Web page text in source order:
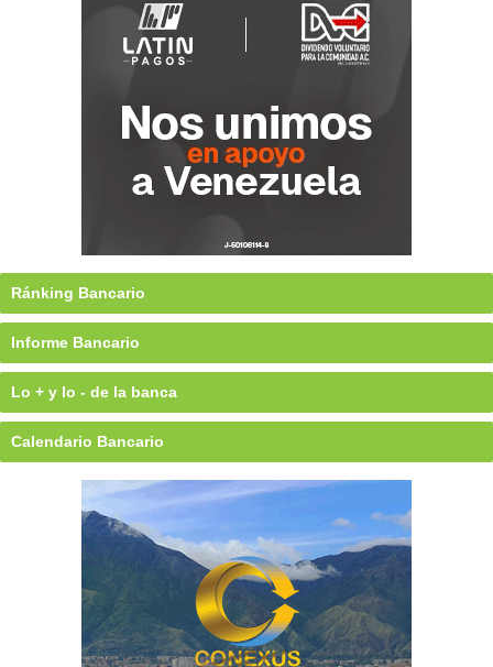
Ránking Bancario
Informe Bancario
Lo + y lo - de la banca
Calendario Bancario